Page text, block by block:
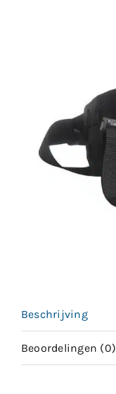
Beschrijving
Beoordelingen (0)